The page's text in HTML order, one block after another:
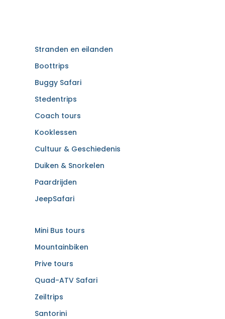
Stranden en eilanden
Boottrips
Buggy Safari
Stedentrips
Coach tours
Kooklessen
Cultuur & Geschiedenis
Duiken & Snorkelen
Paardrijden
JeepSafari
Mini Bus tours
Mountainbiken
Prive tours
Quad-ATV Safari
Zeiltrips
Santorini